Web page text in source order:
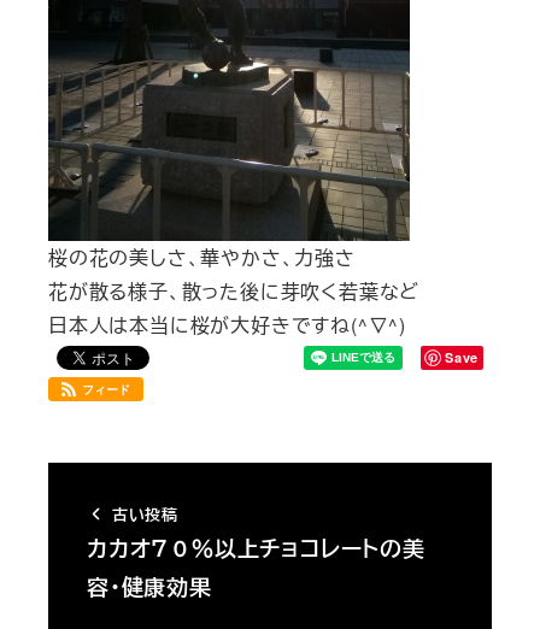
桜の花の美しさ、華やかさ、力強さ
花が散る様子、散った後に芽吹く若葉など
日本人は本当に桜が大好きですね(^∇^)
Save
フィード
古い投稿
カカオ７０％以上チョコレートの美
容・健康効果